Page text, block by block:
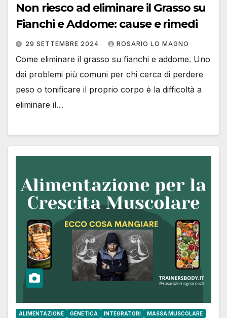
Non riesco ad eliminare il Grasso su
Fianchi e Addome: cause e rimedi
29 SETTEMBRE 2024 ROSARIO LO MAGNO
Come eliminare il grasso su fianchi e addome. Uno
dei problemi più comuni per chi cerca di perdere
peso o tonificare il proprio corpo è la difficoltà a
eliminare il…
ALIMENTAZIONE GENETICA INTEGRATORI MASSA MUSCOLARE